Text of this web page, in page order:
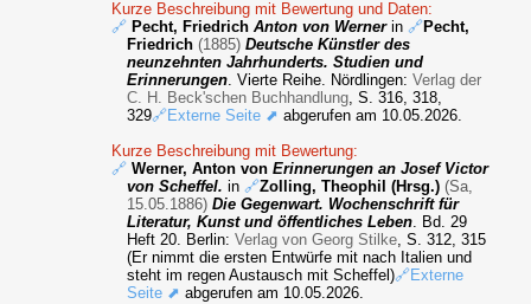
Kurze Beschreibung mit Bewertung und Daten:
🔗 Pecht, FriedrichAnton von Wernerin🔗Pecht,
Friedrich (1885) Deutsche Künstler des
neunzehnten Jahrhunderts. Studien und
Erinnerungen. Vierte Reihe. Nördlingen:Verlag der
C. H. Beck'schen Buchhandlung, S. 316, 318,
329🔗Externe Seite ⬈ abgerufen am 10.05.2026.
Kurze Beschreibung mit Bewertung:
🔗 Werner, Anton vonErinnerungen an Josef Victor
von Scheffel.in🔗Zolling, Theophil (Hrsg.) (Sa,
15.05.1886) Die Gegenwart. Wochenschrift für
Literatur, Kunst und öffentliches Leben. Bd. 29
Heft 20. Berlin:Verlag von Georg Stilke, S. 312, 315
(Er nimmt die ersten Entwürfe mit nach Italien und
steht im regen Austausch mit Scheffel)🔗Externe
Seite ⬈ abgerufen am 10.05.2026.